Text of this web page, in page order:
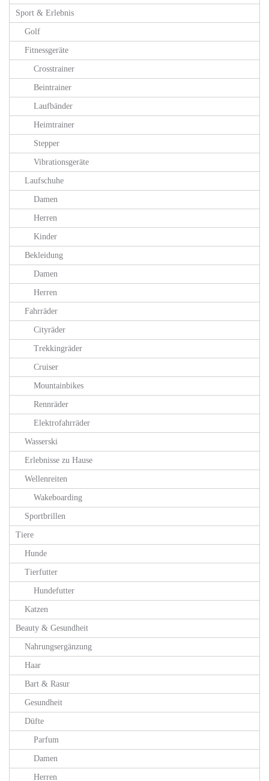
Sport & Erlebnis
Golf
Fitnessgeräte
Crosstrainer
Beintrainer
Laufbänder
Heimtrainer
Stepper
Vibrationsgeräte
Laufschuhe
Damen
Herren
Kinder
Bekleidung
Damen
Herren
Fahrräder
Cityräder
Trekkingräder
Cruiser
Mountainbikes
Rennräder
Elektrofahrräder
Wasserski
Erlebnisse zu Hause
Wellenreiten
Wakeboarding
Sportbrillen
Tiere
Hunde
Tierfutter
Hundefutter
Katzen
Beauty & Gesundheit
Nahrungsergänzung
Haar
Bart & Rasur
Gesundheit
Düfte
Parfum
Damen
Herren